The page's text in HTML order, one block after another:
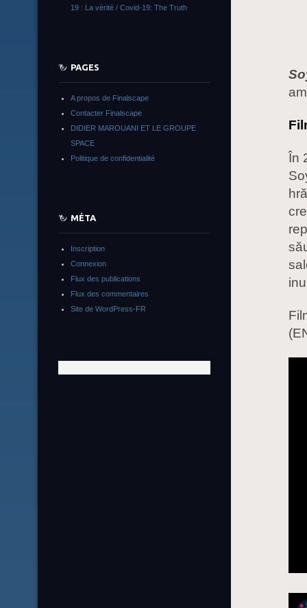
În
19 : La vérité / Covid-19: The Truth
PAGES
A propos de Finalscape
Contacter Finalscape
DIDIER MAROUANI ET LE GROUPE
SPACE
Politique de confidentialité
MÉTA
Inscription
Connexion
Flux des publications
Flux des commentaires
Site de WordPress-FR